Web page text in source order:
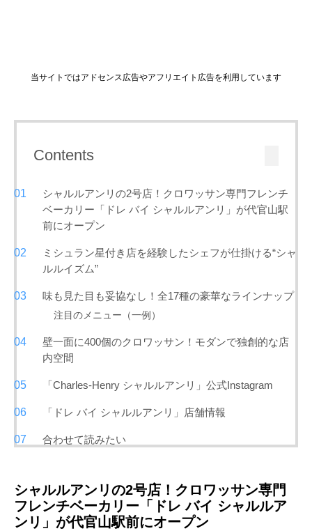
当サイトではアドセンス広告やアフリエイト広告を利用しています
Contents
シャルルアンリの2号店！クロワッサン専門フレンチ
ベーカリー「ドレ バイ シャルルアンリ」が代官山駅
前にオープン
ミシュラン星付き店を経験したシェフが仕掛ける“シャ
ルルイズム”
味も見た目も妥協なし！全17種の豪華なラインナップ
注目のメニュー（一例）
壁一面に400個のクロワッサン！モダンで独創的な店
内空間
「Charles-Henry シャルルアンリ」公式Instagram
「ドレ バイ シャルルアンリ」店舗情報
合わせて読みたい
シャルルアンリの2号店！クロワッサン専門
フレンチベーカリー「ドレ バイ シャルルア
ンリ」が代官山駅前にオープン